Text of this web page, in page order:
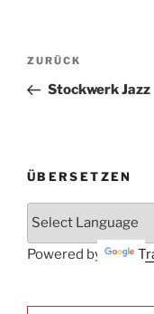
Beitrags-
Vorheriger
Beitrag
ZURÜCK
Stockwerk Jazz
ÜBERSETZEN
Powered by
E-mail ...